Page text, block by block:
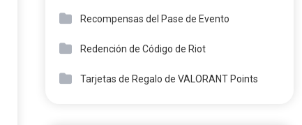
Recompensas del Pase de Evento
Redención de Código de Riot
Tarjetas de Regalo de VALORANT Points